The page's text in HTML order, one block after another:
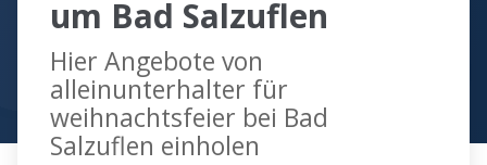
um Bad Salzuflen
Hier Angebote von
alleinunterhalter für
weihnachtsfeier bei Bad
Salzuflen einholen